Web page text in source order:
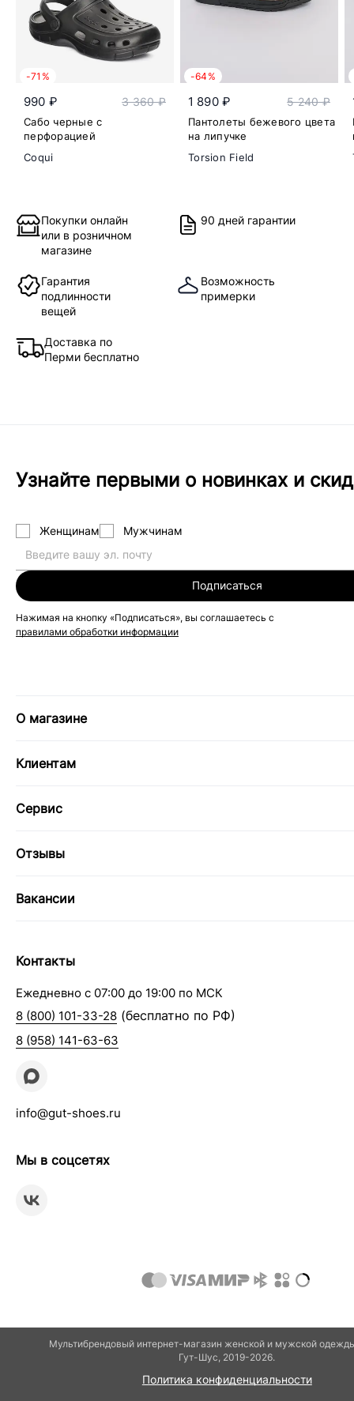
-71%
990 ₽ 3 360 ₽
Сабо черные с
перфорацией
Coqui
-64%
1 890 ₽ 5 240 ₽
Пантолеты бежевого цвета
на липучке
Torsion Field
Покупки онлайн
или в розничном
магазине
90 дней гарантии
Гарантия
подлинности
вещей
Возможность
примерки
Доставка по
Перми бесплатно
Узнайте первыми о новинках и
Женщинам Мужчинам
Подписаться
Нажимая на кнопку «Подписаться», вы соглашаетесь с
правилами обработки информации
О магазине
Клиентам
Сервис
Отзывы
Вакансии
Контакты
Ежедневно с 07:00 до 19:00 по МСК
8 (800) 101-33-28 (бесплатно по РФ)
8 (958) 141-63-63
info@gut-shoes.ru
Мы в соцсетях
Мультибрендовый интернет-магазин женской и мужской
Гут-Шуc, 2019-2026.
Политика конфиденциальности